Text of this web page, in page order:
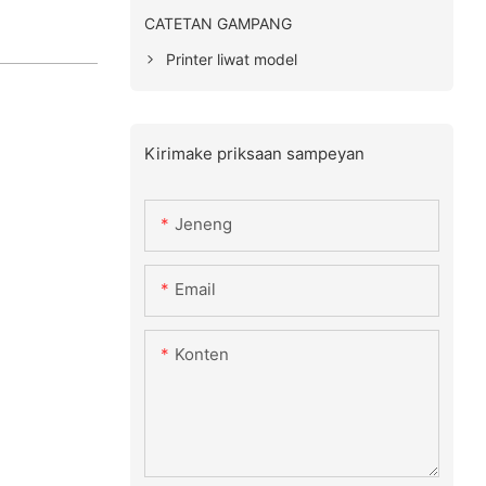
CATETAN GAMPANG
Printer liwat model
Kirimake priksaan sampeyan
Jeneng
Email
Konten